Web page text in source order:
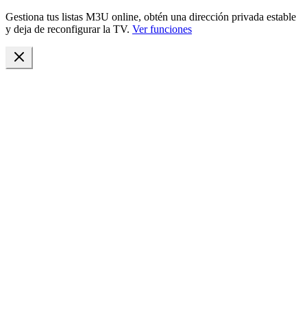
Gestiona tus listas M3U online, obtén una dirección privada estable
y deja de reconfigurar la TV. Ver funciones